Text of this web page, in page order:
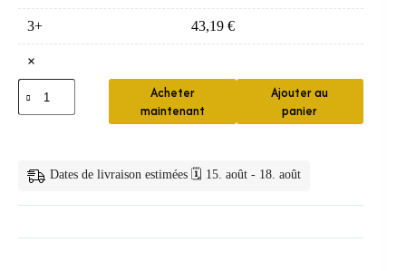
3+ 43,19 €
×
quantité
de
Tondeuse
IPX7
Acheter
maintenant
Ajouter au
panier
Dates de livraison estimées 🗓️ 15. août - 18. août